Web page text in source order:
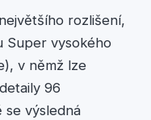
rozlišení,
Super vysokého
v němž lze
96
se výsledná